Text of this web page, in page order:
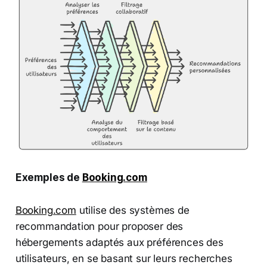
Exemples de Booking.com
Booking.com utilise des systèmes de
recommandation pour proposer des
hébergements adaptés aux préférences des
utilisateurs, en se basant sur leurs recherches